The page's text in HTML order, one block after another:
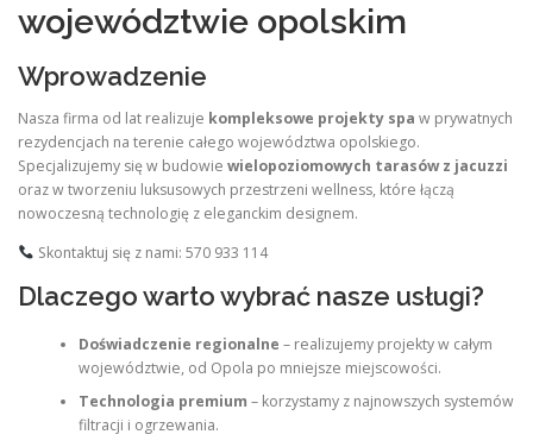
województwie opolskim
Wprowadzenie
Nasza firma od lat realizuje kompleksowe projekty spa w prywatnych
rezydencjach na terenie całego województwa opolskiego.
Specjalizujemy się w budowie wielopoziomowych tarasów z jacuzzi
oraz w tworzeniu luksusowych przestrzeni wellness, które łączą
nowoczesną technologię z eleganckim designem.
Skontaktuj się z nami: 570 933 114
Dlaczego warto wybrać nasze usługi?
Doświadczenie regionalne – realizujemy projekty w całym
województwie, od Opola po mniejsze miejscowości.
Technologia premium – korzystamy z najnowszych systemów
filtracji i ogrzewania.